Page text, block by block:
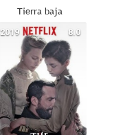
Tierra baja
8.0
2019